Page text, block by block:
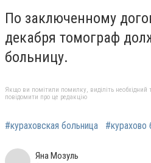
По заключенному
декабря томограф
больницу.
Якщо ви помітили помилку, виділіть необхідний
повідомити про це редакцію
#кураховская больница #курахово
Яна Мозуль